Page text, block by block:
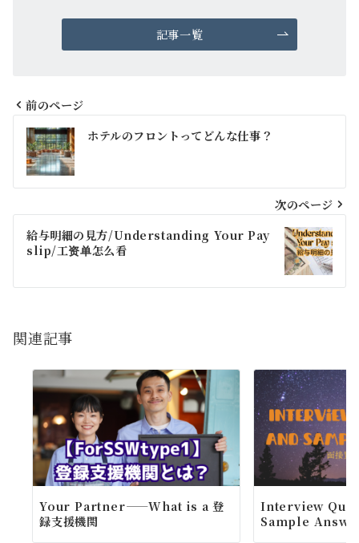
記事一覧
投
稿
ナ
ビ
ゲ
ー
シ
ン
前のページ
ホテルのフロントってどんな仕事？
次のページ
給与明細の見方/Understanding Your Pay
slip/工资单怎么看
関連記事
Your Partner——What is a 登
録支援機関
Interview
Sample